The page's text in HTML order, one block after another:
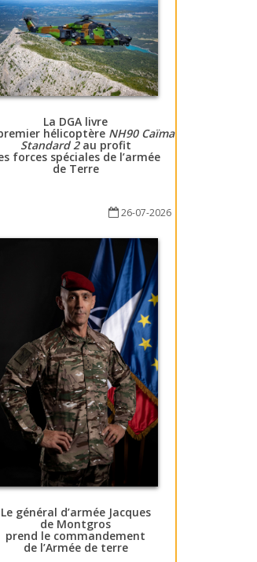
La DGA livre
hélicoptère NH90 Caïman
Standard 2au profit
forces spéciales de l’armée
de Terre
26-07-2026
Le général d’armée Jacques
de Montgros
prend le commandement
de l’Armée de terre